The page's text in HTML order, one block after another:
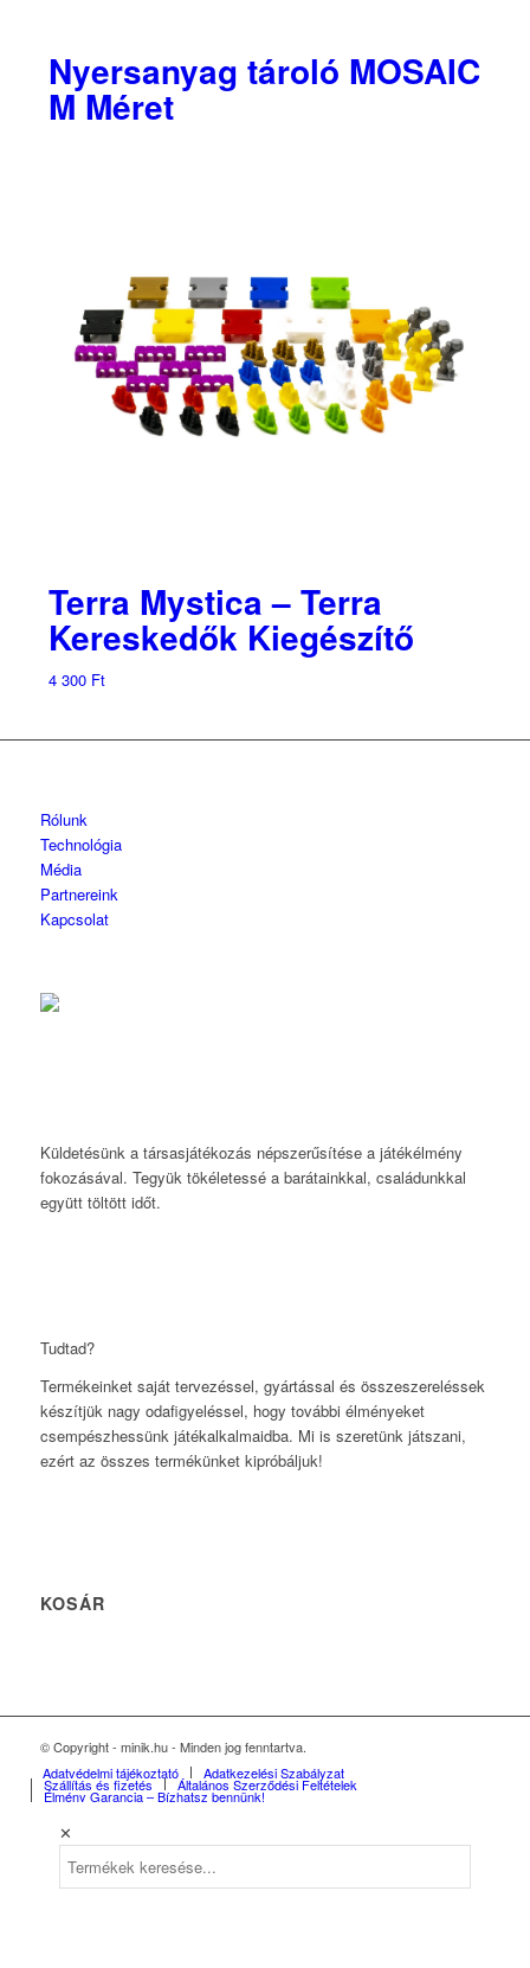
Nyersanyag tároló MOSAIC
M Méret
Terra Mystica – Terra
Kereskedők Kiegészítő
4 300 Ft
Rólunk
Technológia
Média
Partnereink
Kapcsolat
Küldetésünk a társasjátékozás népszerűsítése a játékélmény
fokozásával. Tegyük tökéletessé a barátainkkal, családunkkal
együtt töltött időt.
Tudtad?
Termékeinket saját tervezéssel, gyártással és összeszereléssek
készítjük nagy odafigyeléssel, hogy további élményeket
csempészhessünk játékalkalmaidba. Mi is szeretünk játszani,
ezért az összes termékünket kipróbáljuk!
KOSÁR
© Copyright - minik.hu - Minden jog fenntartva.
Adatvédelmi tájékoztató
Adatkezelési Szabályzat
Szállítás és fizetés Általános Szerződési Feltételek
Élmény Garancia – Bízhatsz bennünk!
✕